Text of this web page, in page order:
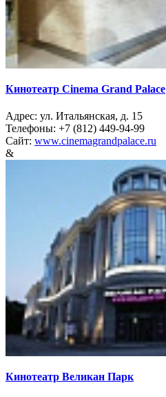
Кинотеатр Cinema Grand Palace
Адрес: ул. Итальянская, д. 15
Телефоны: +7 (812) 449-94-99
Сайт: www.cinemagrandpalace.ru
&
Кинотеатр Великан Парк